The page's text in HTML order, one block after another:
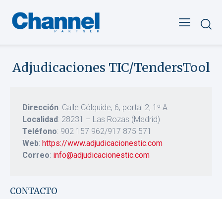
Adjudicaciones TIC/TendersTool
Dirección: Calle Cólquide, 6, portal 2, 1º A
Localidad : 28231 – Las Rozas (Madrid)
Teléfono: 902 157 962/917 875 571
Web: https://www.adjudicacionestic.com
Correo: info@adjudicacionestic.com
CONTACTO